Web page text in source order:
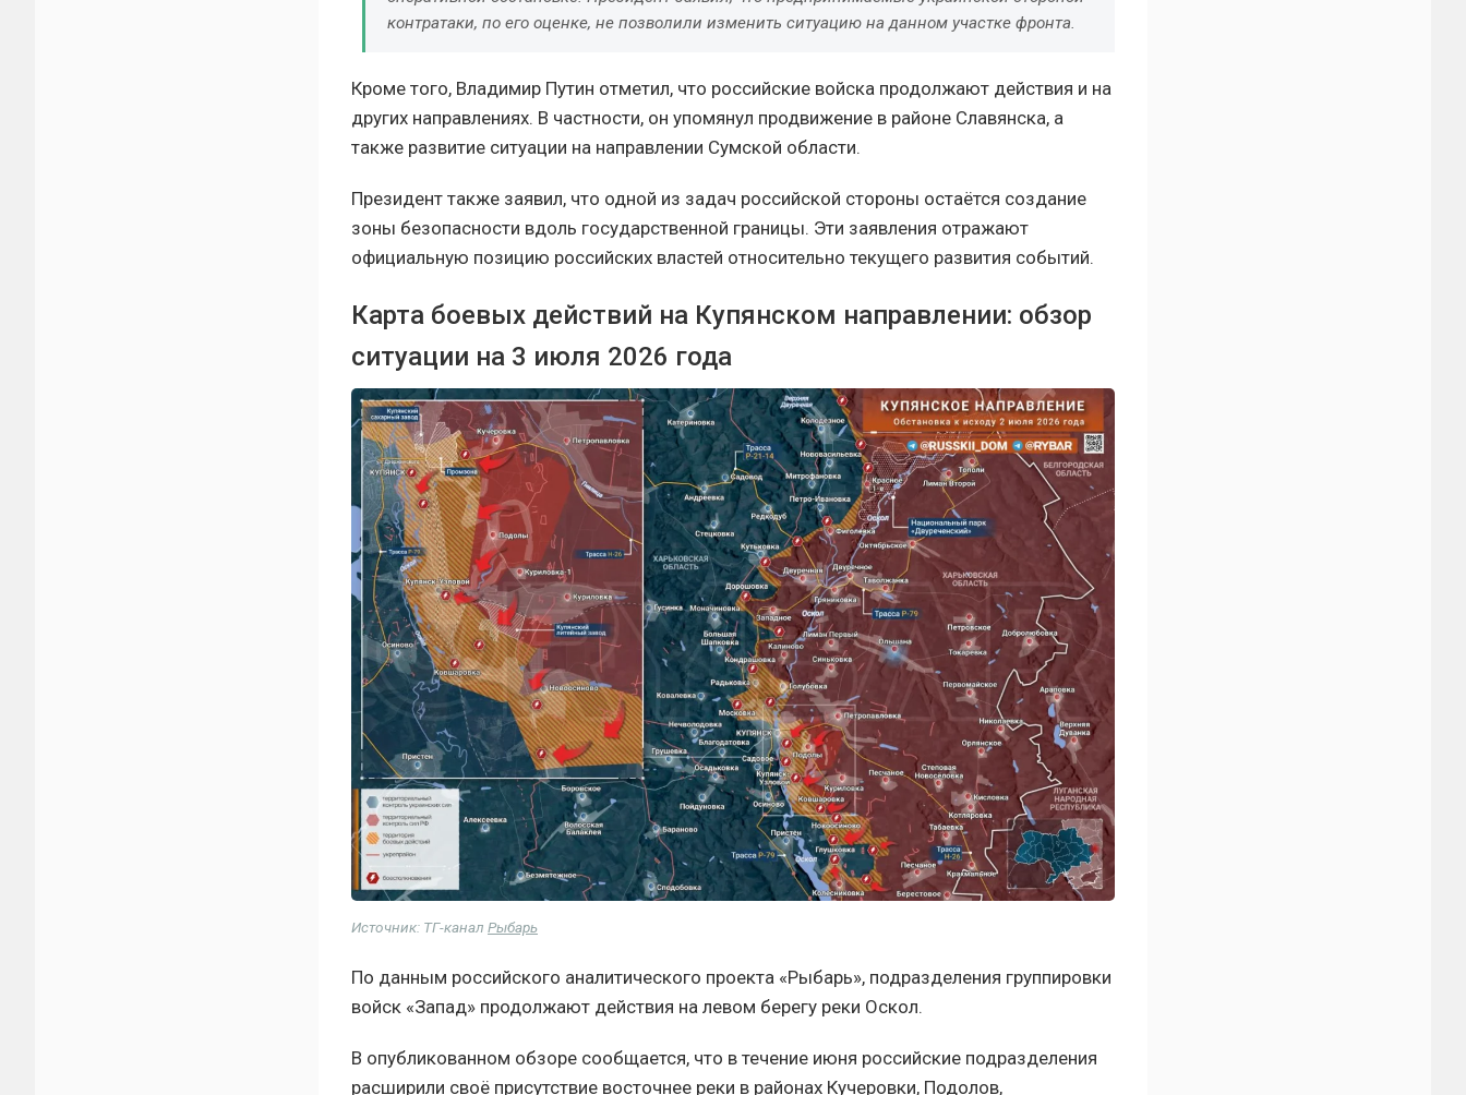
контратаки, по его оценке, не позволили изменить ситуацию на данном участке фронта.
Кроме того, Владимир Путин отметил, что российские войска продолжают действия и на
других направлениях. В частности, он упомянул продвижение в районе Славянска, а
также развитие ситуации на направлении Сумской области.
Президент также заявил, что одной из задач российской стороны остаётся создание
зоны безопасности вдоль государственной границы. Эти заявления отражают
официальную позицию российских властей относительно текущего развития событий.
Карта боевых действий на Купянском направлении: обзор
ситуации на 3 июля 2026 года
Источник: ТГ-канал Рыбарь
По данным российского аналитического проекта «Рыбарь», подразделения группировки
войск «Запад» продолжают действия на левом берегу реки Оскол.
В опубликованном обзоре сообщается, что в течение июня российские подразделения
расширили своё присутствие восточнее реки в районах Кучеровки, Подолов,